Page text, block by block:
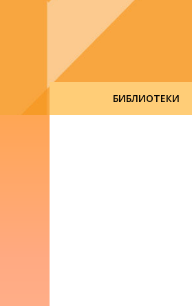
БИБЛИОТЕКИ